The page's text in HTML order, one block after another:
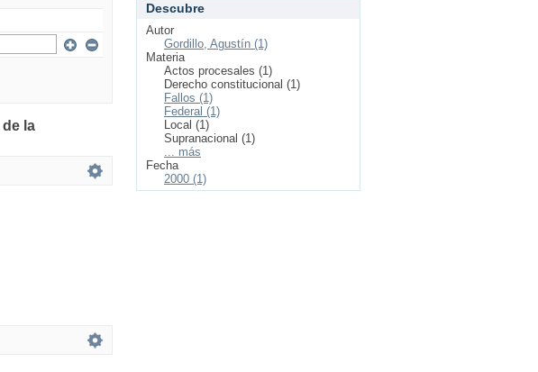
la
Descubre
Autor
Gordillo, Agustín (1)
Materia
Actos procesales (1)
Derecho constitucional (1)
Fallos (1)
Federal (1)
Local (1)
Supranacional (1)
... más
Fecha
2000 (1)